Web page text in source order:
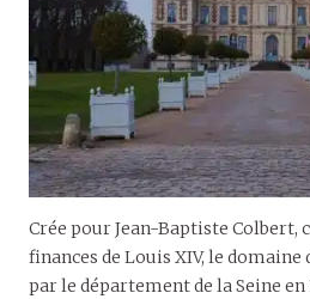
Crée pour Jean-Baptiste Colbert,
finances de Louis XIV, le domaine
par le département de la Seine